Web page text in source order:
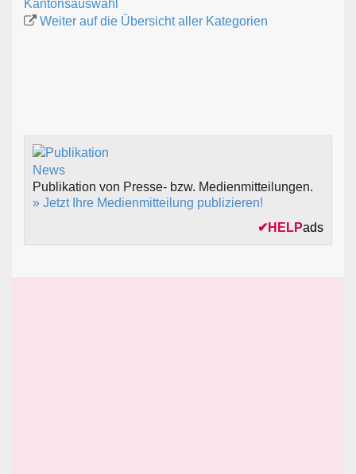
Kantonsauswahl
Weiter auf die Übersicht aller Kategorien
Publikation von Presse- bzw. Medienmitteilungen.
» Jetzt Ihre Medienmitteilung publizieren!
✔ HELPads